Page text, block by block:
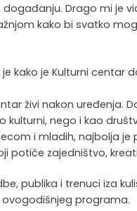
Drago mi je
kako bi svatko
kako je Kulturni centar
živi nakon uređenja.
nego i kao
i mladih, najbolja
potiče zajedništvo,
publika i trenuci iza
ovogodišnjeg programa.